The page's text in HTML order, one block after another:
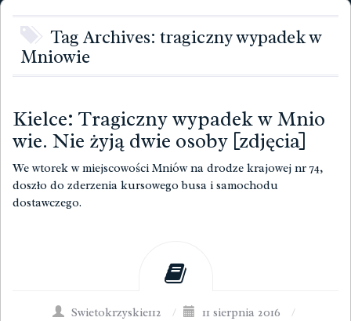
Tag Archives: tragiczny wypadek w
Mniowie
Kielce: Tragiczny wypadek w Mnio
wie. Nie żyją dwie osoby [zdjęcia]
We wtorek w miejscowości Mniów na drodze krajowej nr 74,
doszło do zderzenia kursowego busa i samochodu
dostawczego.
Swietokrzyskie112 / 11 sierpnia 2016
/